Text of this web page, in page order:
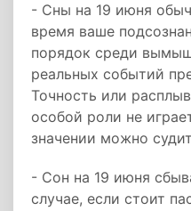
- Сны на 19 июня
время ваше
порядок среди
реальных событий
Точность или
особой роли не
значении можно
- Сон на 19 июня
случае, если стоит